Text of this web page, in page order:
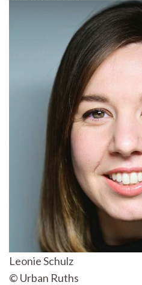
Leonie Schulz
© Urban Ruths